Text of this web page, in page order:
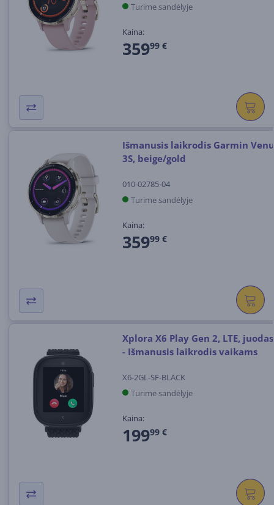
Turime sandėlyje
Kaina:
35999 €
Išmanusis laikrodis Garmin Venu
3S, beige/gold
010-02785-04
Turime sandėlyje
Kaina:
35999 €
Xplora X6 Play Gen 2, LTE, juodas
- Išmanusis laikrodis vaikams
X6-2GL-SF-BLACK
Turime sandėlyje
Kaina:
19999 €